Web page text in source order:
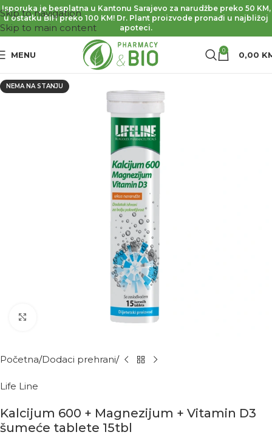
Skip to navigation
Skip to main content
Isporuka je besplatna u Kantonu Sarajevo za narudžbe preko 50 KM,
u ostatku BiH preko 100 KM! Dr. Plant proizvode pronađi u najbližoj
apoteci.
MENU 0 0,00
NEMA NA STANJU
Kliknite za povećanje
Početna Dodaci prehrani
Life Line
Kalcijum 600 + Magnezijum + Vitamin D3
šumeće tablete 15tbl